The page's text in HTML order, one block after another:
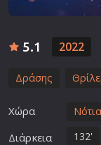
5.1 2022
Δράσης
Χώρα
Διάρκεια 132'